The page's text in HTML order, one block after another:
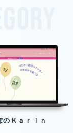
のＫａｒｉｎ